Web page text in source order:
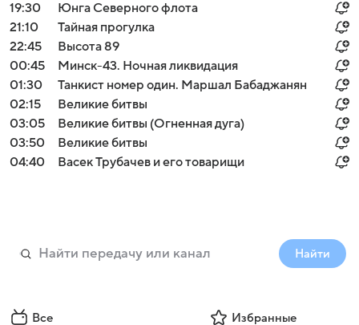
19:30
Юнга Северного флота
21:10
Тайная прогулка
22:45
Высота 89
00:45
Минск-43. Ночная ликвидация
01:30
Танкист номер один. Маршал Бабаджанян
02:15
Великие битвы
03:05
Великие битвы (Огненная дуга)
03:50
Великие битвы
04:40
Васек Трубачев и его товарищи
Найти
Все Избранные